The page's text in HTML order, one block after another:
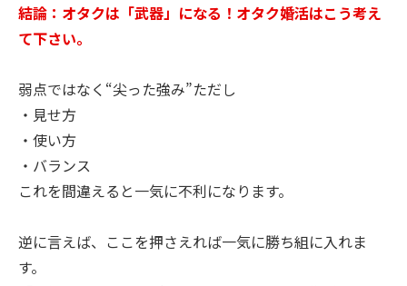
結論：オタクは「武器」になる！オタク婚活はこう考え
て下さい。
弱点ではなく“尖った強み”ただし
・見せ方
・使い方
・バランス
これを間違えると一気に不利になります。
逆に言えば、ここを押さえれば一気に勝ち組に入れま
す。